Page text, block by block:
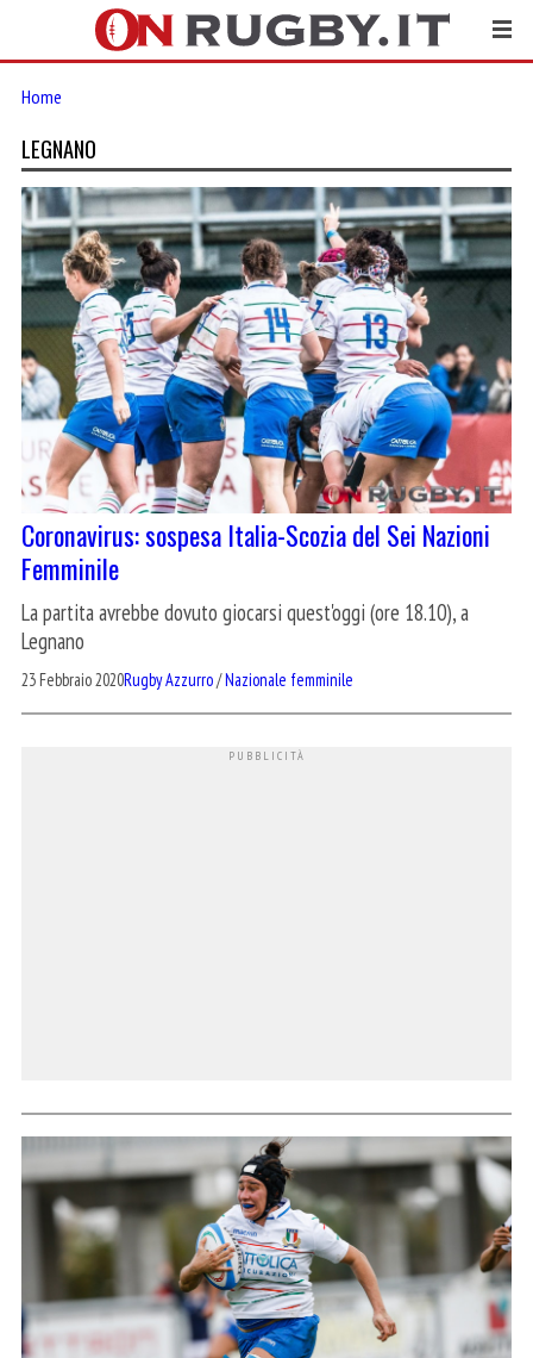
Home
LEGNANO
Coronavirus: sospesa Italia-Scozia del Sei Nazioni
Femminile
La partita avrebbe dovuto giocarsi quest'oggi (ore 18.10), a
Legnano
23 Febbraio 2020Rugby Azzurro/Nazionale femminile